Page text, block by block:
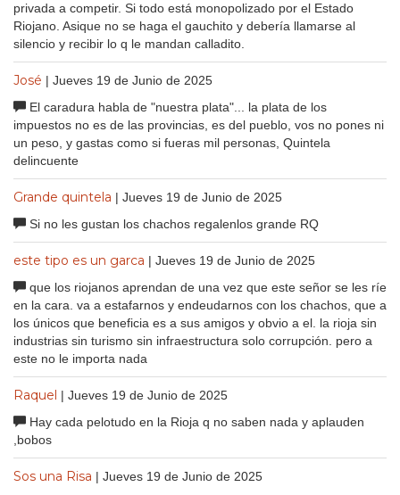
privada a competir. Si todo está monopolizado por el Estado
Riojano. Asique no se haga el gauchito y debería llamarse al
silencio y recibir lo q le mandan calladito.
José | Jueves 19 de Junio de 2025
El caradura habla de "nuestra plata"... la plata de los
impuestos no es de las provincias, es del pueblo, vos no pones ni
un peso, y gastas como si fueras mil personas, Quintela
delincuente
Grande quintela | Jueves 19 de Junio de 2025
Si no les gustan los chachos regalenlos grande RQ
este tipo es un garca | Jueves 19 de Junio de 2025
que los riojanos aprendan de una vez que este señor se les ríe
en la cara. va a estafarnos y endeudarnos con los chachos, que a
los únicos que beneficia es a sus amigos y obvio a el. la rioja sin
industrias sin turismo sin infraestructura solo corrupción. pero a
este no le importa nada
Raquel | Jueves 19 de Junio de 2025
Hay cada pelotudo en la Rioja q no saben nada y aplauden
,bobos
Sos una Risa | Jueves 19 de Junio de 2025